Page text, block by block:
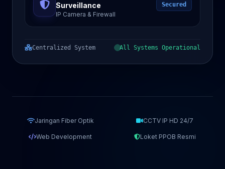
Surveillance
IP Camera & Firewall
Secured
Centralized System All Systems Operational
Jaringan Fiber Optik CCTV IP HD 24/7
Web Development Loket PPOB Resmi